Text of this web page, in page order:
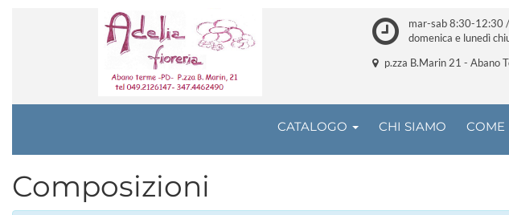
mar-sab 8:30-12:30
domenica e lunedì
p.zza B.Marin 21 - Abano
CATALOGO CHI SIAMO COME
Composizioni